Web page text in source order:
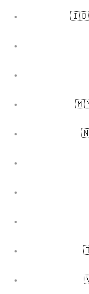
🇮🇩
🇲🇾